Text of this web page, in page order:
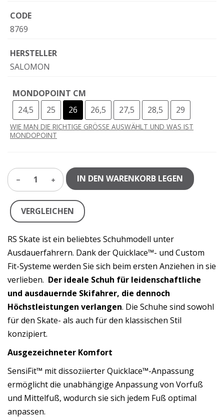
CODE
8769
HERSTELLER
SALOMON
MONDOPOINT CM
24,5
25 26 26,5 27,5 28,5 29
WIE MAN DIE RICHTIGE GRÖSSE AUSWÄHLT UND WAS IST
MONDOPOINT
1 IN DEN WARENKORB LEGEN
VERGLEICHEN
RS Skate ist ein beliebtes Schuhmodell unter
Ausdauerfahrern. Dank der Quicklace™- und Custom
Fit-Systeme werden Sie sich beim ersten Anziehen in sie
verlieben. Der ideale Schuh für leidenschaftliche
und ausdauernde Skifahrer, die dennoch
Höchstleistungen verlangen. Die Schuhe sind sowohl
für den Skate- als auch für den klassischen Stil
konzipiert.
Ausgezeichneter Komfort
SensiFit™ mit dissoziierter Quicklace™-Anpassung
ermöglicht die unabhängige Anpassung von Vorfuß
und Mittelfuß, wodurch sie sich jedem Fuß optimal
anpassen.